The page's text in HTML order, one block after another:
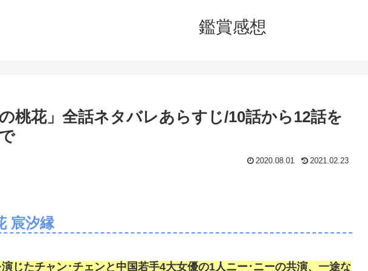
鑑賞感想
桃花」全話ネタバレあらすじ/10話から12話を
2020.08.01 2021.02.23
宸汐縁
演じたチャン･チェンと中国若手4大女優の1人ニー･ニーの共演、一途な